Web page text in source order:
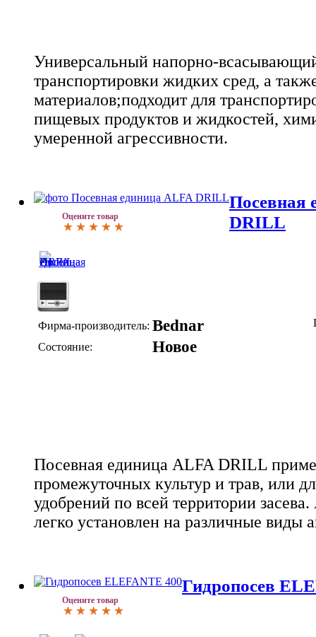
Универсальный напорно-
транспортировки жидких сред, а
материалов;подходит для
пищевых продуктов и жидкостей,
умеренной агрессивности.
Оцените товар
Посевная
DRILL
Фирма-производитель: Bednar
Состояние: Новое
Посевная единица ALFA DRILL
промежуточных культур и трав, или
удобрений по всей территории
легко установлен на различные виды
Оцените товар
Гидропосев